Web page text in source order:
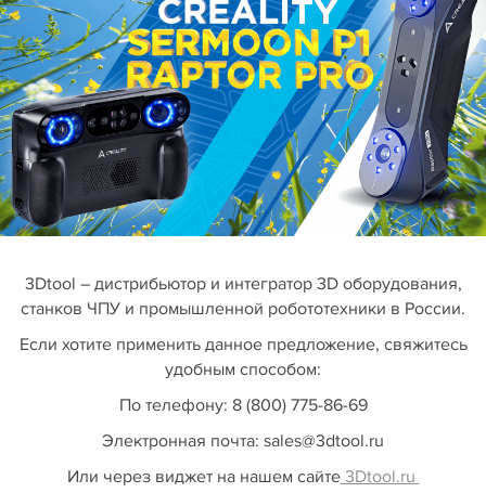
3Dtool – дистрибьютор и интегратор 3D оборудования,
станков ЧПУ и промышленной робототехники в России.
Если хотите применить данное предложение, свяжитесь
удобным способом:
По телефону: 8 (800) 775-86-69
Электронная почта: sales@3dtool.ru
Или через виджет на нашем сайте3Dtool.ru